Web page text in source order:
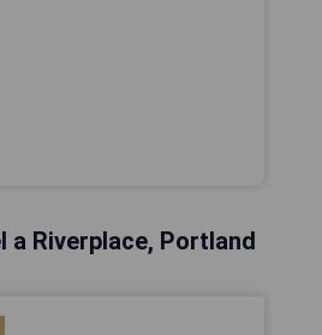
a Riverplace, Portland